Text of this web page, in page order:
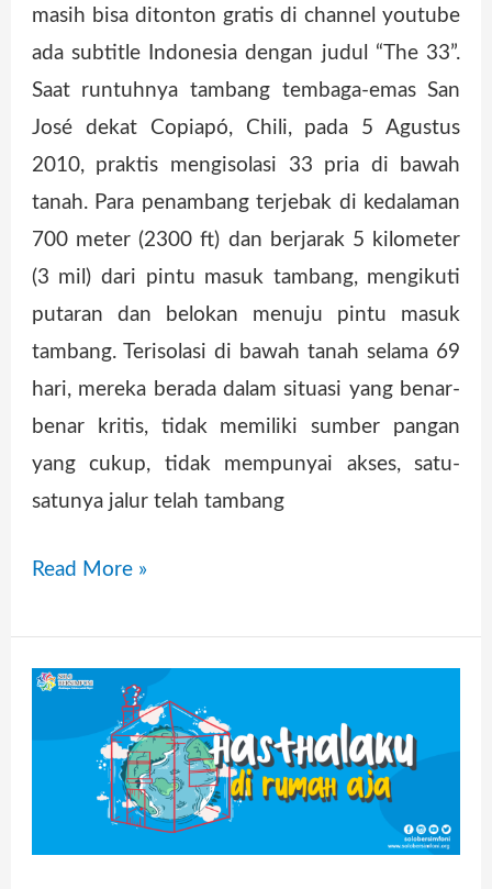
masih bisa ditonton gratis di channel youtube
ada subtitle Indonesia dengan judul “The 33”.
Saat runtuhnya tambang tembaga-emas San
José dekat Copiapó, Chili, pada 5 Agustus
2010, praktis mengisolasi 33 pria di bawah
tanah. Para penambang terjebak di kedalaman
700 meter (2300 ft) dan berjarak 5 kilometer
(3 mil) dari pintu masuk tambang, mengikuti
putaran dan belokan menuju pintu masuk
tambang. Terisolasi di bawah tanah selama 69
hari, mereka berada dalam situasi yang benar-
benar kritis, tidak memiliki sumber pangan
yang cukup, tidak mempunyai akses, satu-
satunya jalur telah tambang
Read More »
Hasthalaku